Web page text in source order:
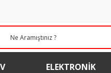
ELEKTRONIK